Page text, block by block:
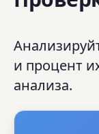
и процент
анализа.